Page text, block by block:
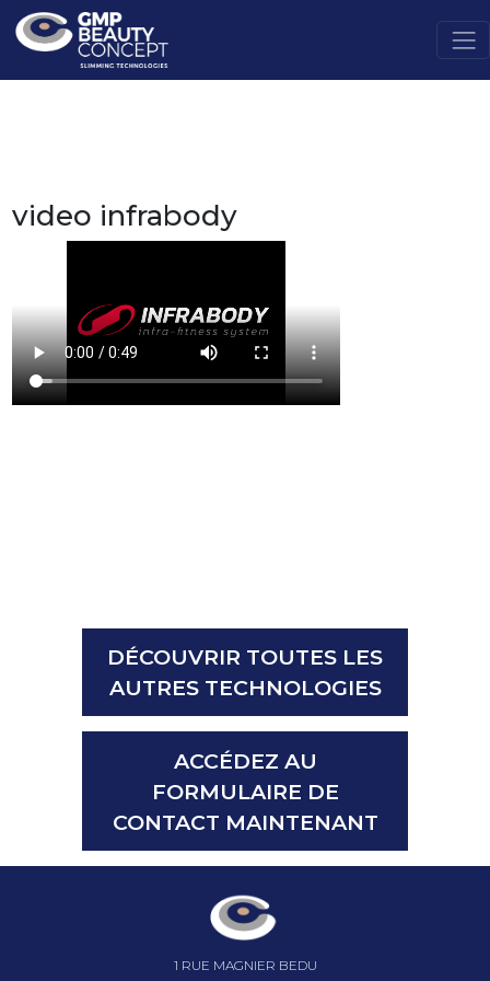
video infrabody
DÉCOUVRIR TOUTES LES
AUTRES TECHNOLOGIES
ACCÉDEZ AU
FORMULAIRE DE
CONTACT MAINTENANT
1 RUE MAGNIER BEDU